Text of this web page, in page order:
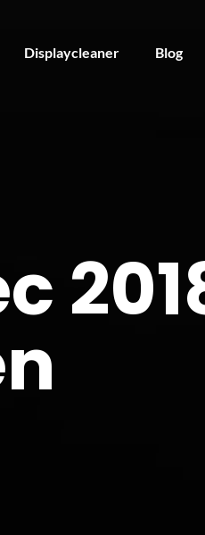
Displaycleaner Blog